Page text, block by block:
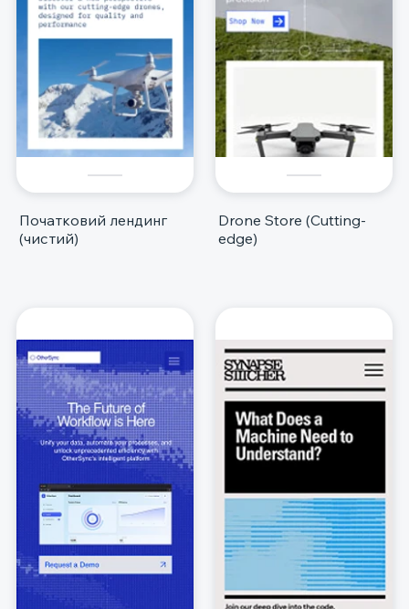
Початковий лендинг
(чистий)
Drone Store (Cutting-
edge)